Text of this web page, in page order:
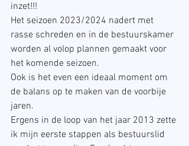
inzet!!!
Het seizoen 2023/2024 nadert met
rasse schreden en in de bestuurskamer
worden al volop plannen gemaakt voor
het komende seizoen.
Ook is het even een ideaal moment om
de balans op te maken van de voorbije
jaren.
Ergens in de loop van het jaar 2013 zette
ik mijn eerste stappen als bestuurslid